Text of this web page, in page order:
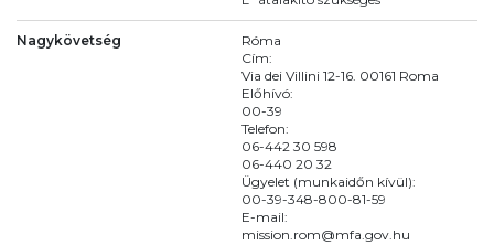
Nagykövetség
Róma
Cím:
Via dei Villini 12-16. 00161 Roma
Előhívó:
00-39
Telefon:
06-442 30 598
06-440 20 32
Ügyelet (munkaidőn kívül):
00-39-348-800-81-59
E-mail:
mission.rom@mfa.gov.hu